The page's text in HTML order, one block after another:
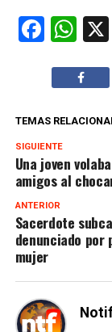
TEMAS
SIGUIENTE
Una joven
amigos al
ANTERIOR
Sacerdote
denunciado
mujer